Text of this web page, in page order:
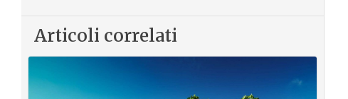
Articoli correlati